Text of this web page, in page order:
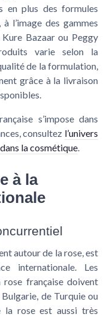
en plus des formules
l’image des gammes
Kure Bazaarou Peggy
varie selon la
de la formulation,
grâce à la livraison
s’impose dans
consultez l’univers
la cosmétique.
à la
autour de la rose, est
internationale. Les
rose française doivent
de Turquie ou
rose est aussi très